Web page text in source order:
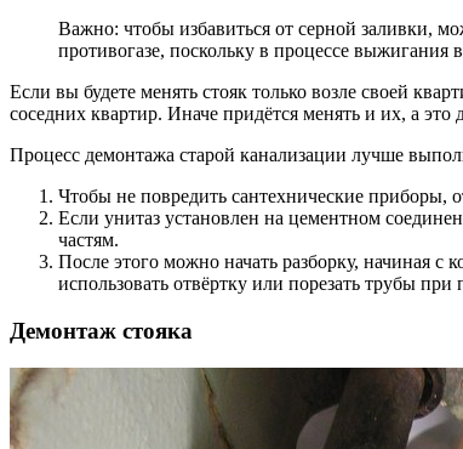
Важно: чтобы избавиться от серной заливки,
противогазе, поскольку в процессе
Если вы будете менять стояк только возле своей
соседних квартир. Иначе придётся менять и их, а это
Процесс демонтажа старой канализации лучше
Чтобы не повредить сантехнические приборы,
Если унитаз установлен на цементном
частям.
После этого можно начать разборку, начиная с
использовать отвёртку или порезать трубы
Демонтаж стояка